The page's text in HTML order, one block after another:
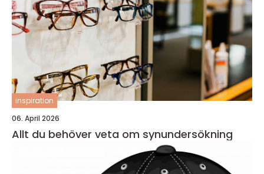
inspiration
06. April 2026
Allt du behöver veta om synundersökning